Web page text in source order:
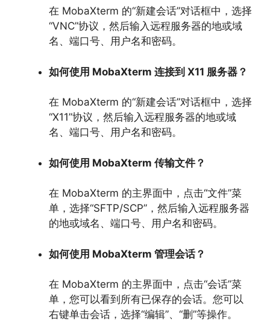
在 MobaXterm 的“新建会话”对话框中， 选择
“VNC”协议， 然后输入远程服务器的地或域
名、 端口号、 用户名和密码。
如何使用 MobaXterm 连接到 X11 服务器？
在 MobaXterm 的“新建会话”对话框中， 选择
“X11”协议， 然后输入远程服务器的地或域
名、 端口号、 用户名和密码。
如何使用 MobaXterm 传输文件？
在 MobaXterm 的主界面中， 点击“文件”菜
单， 选择“SFTP/SCP”， 然后输入远程服务器
的地或域名、 端口号、 用户名和密码。
如何使用 MobaXterm 管理会话？
在 MobaXterm 的主界面中， 点击“会话”菜
单， 您可以看到所有已保存的会话。 您可以
右键单击会话， 选择“编辑”、 “删”等操作。